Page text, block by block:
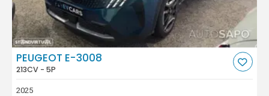
PEUGEOT E-3008
213CV - 5P
2025